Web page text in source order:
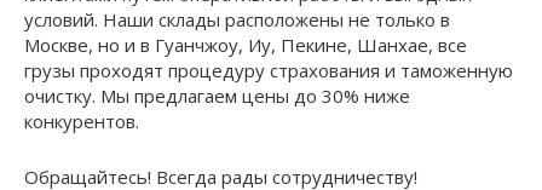
условий. Наши склады расположены не только в
Москве, но и в Гуанчжоу, Иу, Пекине, Шанхае, все
грузы проходят процедуру страхования и таможенную
очистку. Мы предлагаем цены до 30% ниже
конкурентов.
Обращайтесь! Всегда рады сотрудничеству!